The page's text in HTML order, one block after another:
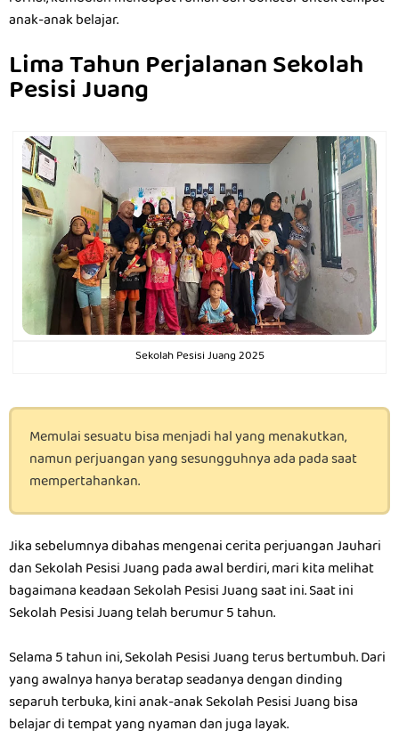
anak-anak belajar.
Lima Tahun Perjalanan Sekolah
Pesisi Juang
Sekolah Pesisi Juang 2025
Memulai sesuatu bisa menjadi hal yang menakutkan,
namun perjuangan yang sesungguhnya ada pada saat
mempertahankan.
Jika sebelumnya dibahas mengenai cerita perjuangan Jauhari
dan Sekolah Pesisi Juang pada awal berdiri, mari kita melihat
bagaimana keadaan Sekolah Pesisi Juang saat ini. Saat ini
Sekolah Pesisi Juang telah berumur 5 tahun.
Selama 5 tahun ini, Sekolah Pesisi Juang terus bertumbuh. Dari
yang awalnya hanya beratap seadanya dengan dinding
separuh terbuka, kini anak-anak Sekolah Pesisi Juang bisa
belajar di tempat yang nyaman dan juga layak.